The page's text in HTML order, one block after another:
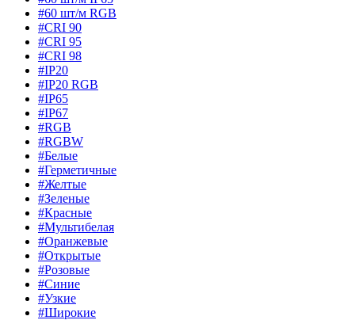
#60 шт/м RGB
#CRI 90
#CRI 95
#CRI 98
#IP20
#IP20 RGB
#IP65
#IP67
#RGB
#RGBW
#Белые
#Герметичные
#Желтые
#Зеленые
#Красные
#Мультибелая
#Оранжевые
#Открытые
#Розовые
#Синие
#Узкие
#Широкие